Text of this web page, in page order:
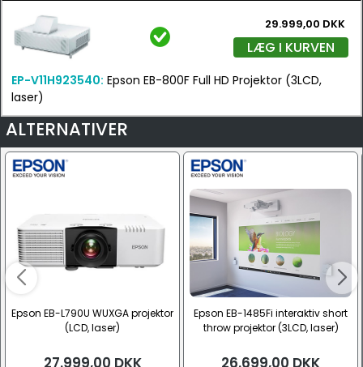
29.999,00 DKK
LÆG I KURVEN
EP-V11H923540: Epson EB-800F Full HD Projektor (3LCD,
laser)
ALTERNATIVER
Epson EB-L790U WUXGA projektor
(LCD, laser)
27.999,00 DKK
Epson EB-1485Fi interaktiv short
throw projektor (3LCD, laser)
26.699,00 DKK